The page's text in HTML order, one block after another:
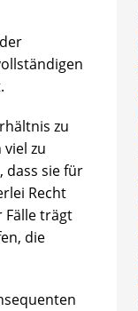
zu
zu
dass sie für
Recht
Fälle trägt
die